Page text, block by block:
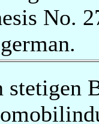
No.
stetigen